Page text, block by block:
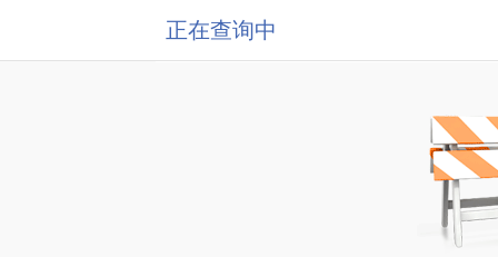
正在查询中